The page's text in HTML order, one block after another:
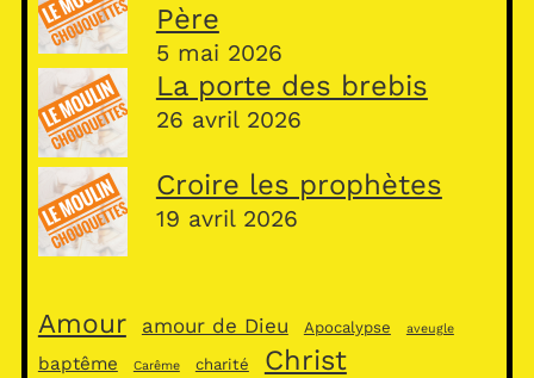
Père
5 mai 2026
La porte des brebis
26 avril 2026
Croire les prophètes
19 avril 2026
Amour amour de Dieu Apocalypse aveugle
baptême Carême charité Christ